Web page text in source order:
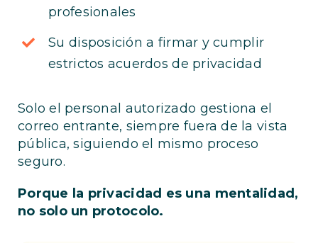
profesionales
Su disposición a firmar y cumplir
estrictos acuerdos de privacidad
Solo el personal autorizado gestiona el
correo entrante, siempre fuera de la vista
pública, siguiendo el mismo proceso
seguro.
Porque la privacidad es una mentalidad,
no solo un protocolo.